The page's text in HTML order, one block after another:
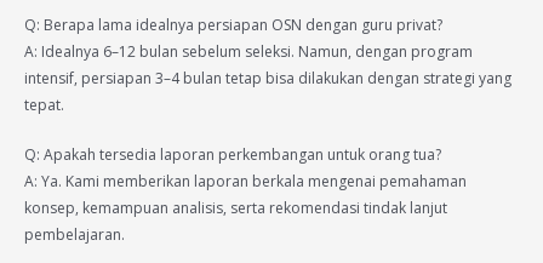
Q: Berapa lama idealnya persiapan OSN dengan guru privat?
A: Idealnya 6–12 bulan sebelum seleksi. Namun, dengan program
intensif, persiapan 3–4 bulan tetap bisa dilakukan dengan strategi yang
tepat.
Q: Apakah tersedia laporan perkembangan untuk orang tua?
A: Ya. Kami memberikan laporan berkala mengenai pemahaman
konsep, kemampuan analisis, serta rekomendasi tindak lanjut
pembelajaran.